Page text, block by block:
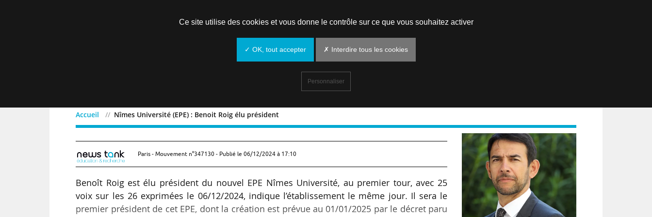
Accueil Nîmes Université (EPE) : Benoit Roig élu président
Nîmes Université (EPE) : Benoit Roig élu président
Paris - Mouvement n°347130 - Publié le 06/12/2024 à 17:10
Benoît Roig est élu président du nouvel EPE Nîmes Université, au premier tour, avec 25
voix sur les 26 exprimées le 06/12/2024, indique l’établissement le même jour. Il sera le
premier président de cet EPE, dont la création est prévue au 01/01/2025 par le décret paru
Ce site utilise des cookies et vous donne le contrôle sur ce que vous souhaitez activer
✓ OK, tout accepter ✗ Interdire tous les cookies
Personnaliser